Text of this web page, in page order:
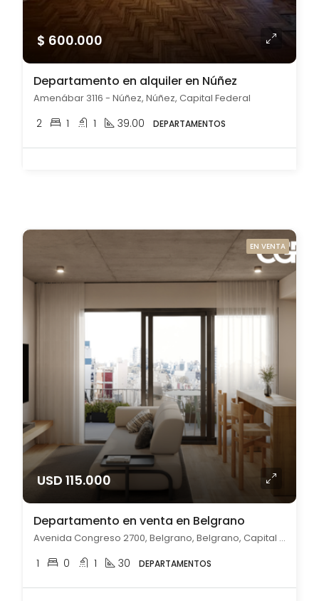
$ 600.000
Departamento en alquiler en Núñez
Amenábar 3116 - Núñez, Núñez, Capital Federal
2 1 1 39.00 DEPARTAMENTOS
EN VENTA
USD 115.000
Departamento en venta en Belgrano
Avenida Congreso 2700, Belgrano, Belgrano, Capital Federal
1 0 1 30 DEPARTAMENTOS